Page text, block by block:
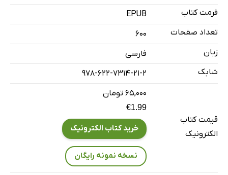
فرمت کتاب
EPUB
تعداد صفحات
600
زبان
فارسی
شابک
978-622-7314-21-2
قیمت کتاب
الکترونیک
۶۵,۰۰۰ تومان
€1.99
خرید کتاب الکترونیک
نسخه نمونه رایگان